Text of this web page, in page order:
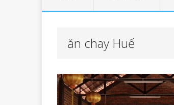
ăn chay Huế